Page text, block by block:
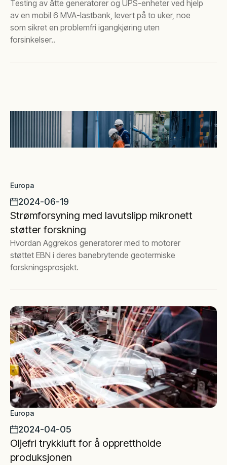
Testing av åtte generatorer og UPS-enheter ved hjelp
av en mobil 6 MVA-lastbank, levert på to uker, noe
som sikret en problemfri igangkjøring uten
forsinkelser..
Europa
2024-06-19
Strømforsyning med lavutslipp mikronett
støtter forskning
Hvordan Aggrekos generatorer med to motorer
støttet EBN i deres banebrytende geotermiske
forskningsprosjekt.
Europa
2024-04-05
Oljefri trykkluft for å opprettholde
produksjonen